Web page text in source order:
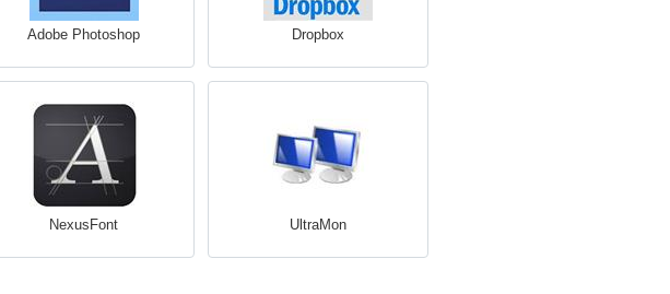
Adobe Photoshop Dropbox
NexusFont UltraMon